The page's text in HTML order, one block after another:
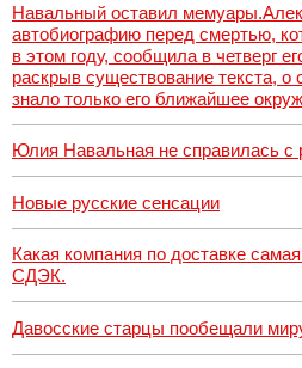
Навальный оставил
автобиографию перед смертью,
в этом году, сообщила в четверг
раскрыв существование текста, о
знало только его ближайшее
Юлия Навальная не справилась с
Новые русские сенсации
Какая компания по доставке
СДЭК.
Давосские старцы пообещали